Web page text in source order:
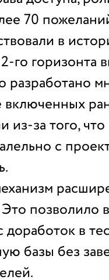
70
в
го горизонта
разработано
включенных
из-за того,
с
позволило
в
базы без